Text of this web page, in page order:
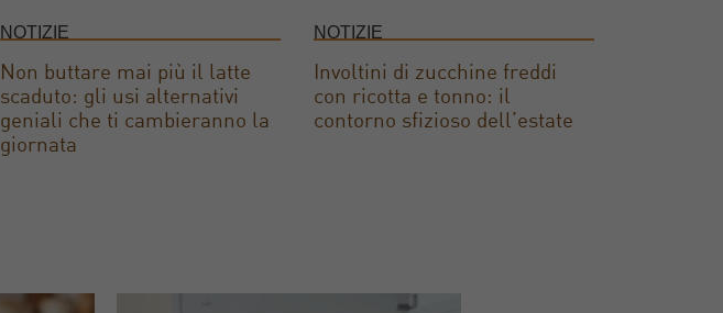
NOTIZIE
Non buttare mai più il latte
scaduto: gli usi alternativi
geniali che ti cambieranno la
giornata
NOTIZIE
Involtini di zucchine freddi
con ricotta e tonno: il
contorno sfizioso dell’estate